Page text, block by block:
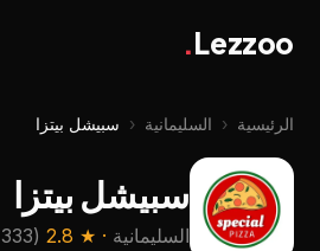
Lezzoo
.
الرئيسية ‹ السليمانية ‹ سبیشل بیتزا
سبیشل بیتزا
السليمانية · ★
2.8
(333 تقييم